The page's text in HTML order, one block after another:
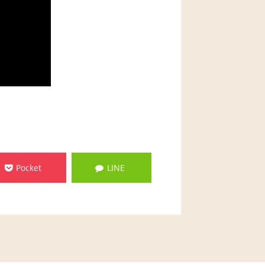
Pocket LINE